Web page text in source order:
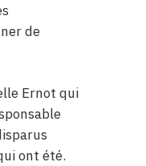
de
Ernot qui
ont été.